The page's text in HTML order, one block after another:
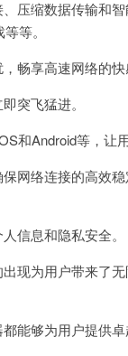
缩数据传输和
等。
享高速网络的快
突飞猛进。
Android等，让用
络连接的高效稳
信息和隐私安全。
为用户带来了
够为用户提供